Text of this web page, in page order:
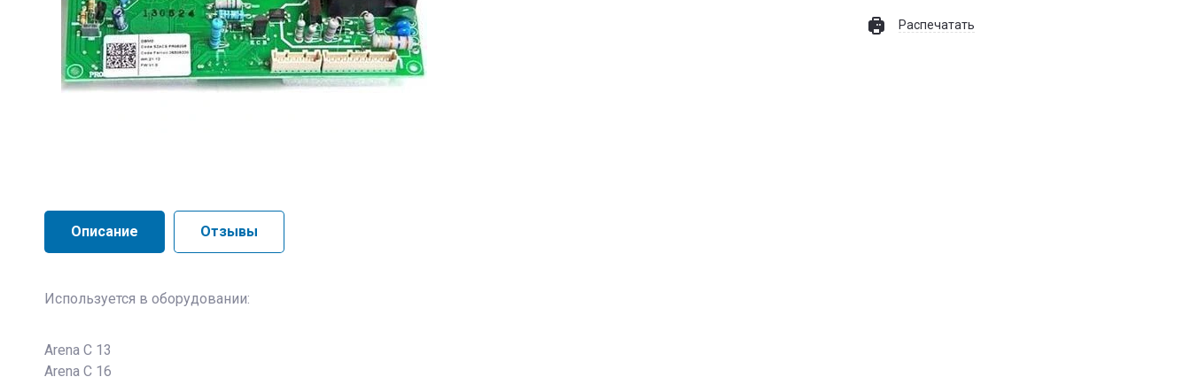
Распечатать
Описание Отзывы
Используется в оборудовании:
Arena C 13
Arena C 16